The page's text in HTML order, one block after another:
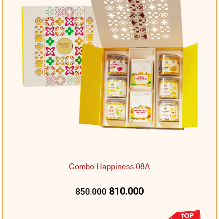
Combo Happiness 08A
850.000 810.000